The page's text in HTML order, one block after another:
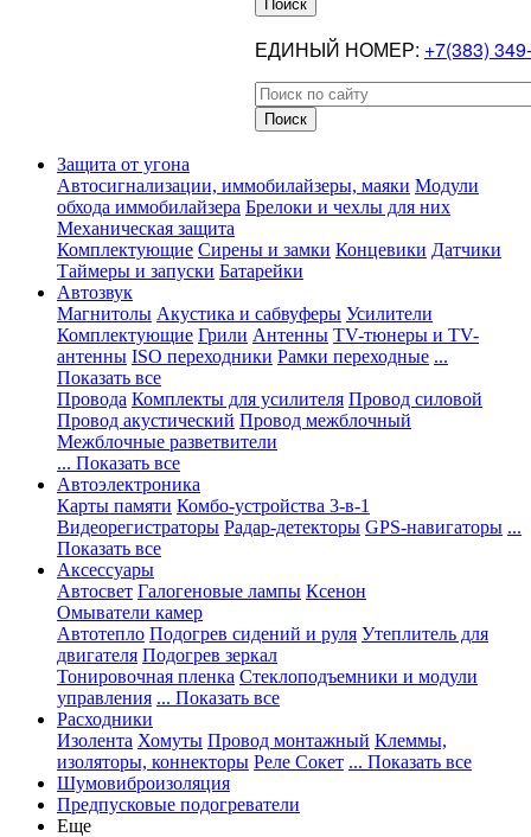
ЕДИНЫЙ НОМЕР: +7(383)
Защита от угона
Автосигнализации, иммобилайзеры, маяки Модули
обхода иммобилайзера Брелоки и чехлы для них
Механическая защита
Комплектующие Сирены и замки Концевики Датчики
Таймеры и запуски Батарейки
Автозвук
Магнитолы Акустика и сабвуферы Усилители
Комплектующие Грили Антенны TV-тюнеры и TV-
антенны ISO переходники Рамки переходные ...
Показать все
Провода Комплекты для усилителя Провод силовой
Провод акустический Провод межблочный
Межблочные разветвители
... Показать все
Автоэлектроника
Карты памяти Комбо-устройства 3-в-1
Видеорегистраторы Радар-детекторы GPS-навигаторы ...
Показать все
Аксессуары
Автосвет Галогеновые лампы Ксенон
Омыватели камер
Автотепло Подогрев сидений и руля Утеплитель для
двигателя Подогрев зеркал
Тонировочная пленка Стеклоподъемники и модули
управления ... Показать все
Расходники
Изолента Хомуты Провод монтажный Клеммы,
изоляторы, коннекторы Реле Сокет ... Показать все
Шумовиброизоляция
Предпусковые подогреватели
Еще